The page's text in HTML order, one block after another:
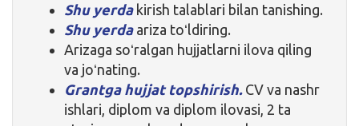
Shu yerdakirish talablari bilan tanishing.
Shu yerdaariza toʻldiring.
Arizaga soʻralgan hujjatlarni ilova qiling
va joʻnating.
Grantga hujjat topshirish.CV va nashr
ishlari, diplom va diplom ilovasi, 2 ta